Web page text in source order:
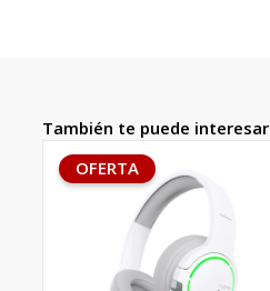
También te puede interesar
OFERTA